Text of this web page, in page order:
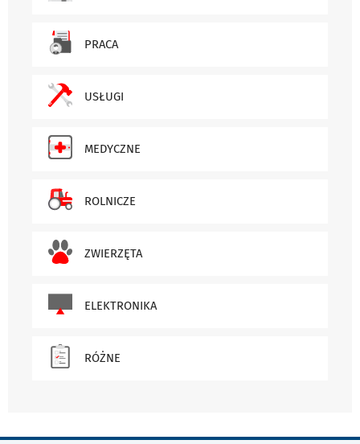
PRACA
USŁUGI
MEDYCZNE
ROLNICZE
ZWIERZĘTA
ELEKTRONIKA
RÓŻNE